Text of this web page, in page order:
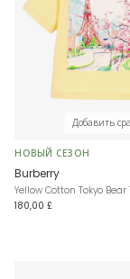
Добавить
НОВЫЙ СЕЗОН
Burberry
Yellow Cotton Tokyo Bear
180,00 £